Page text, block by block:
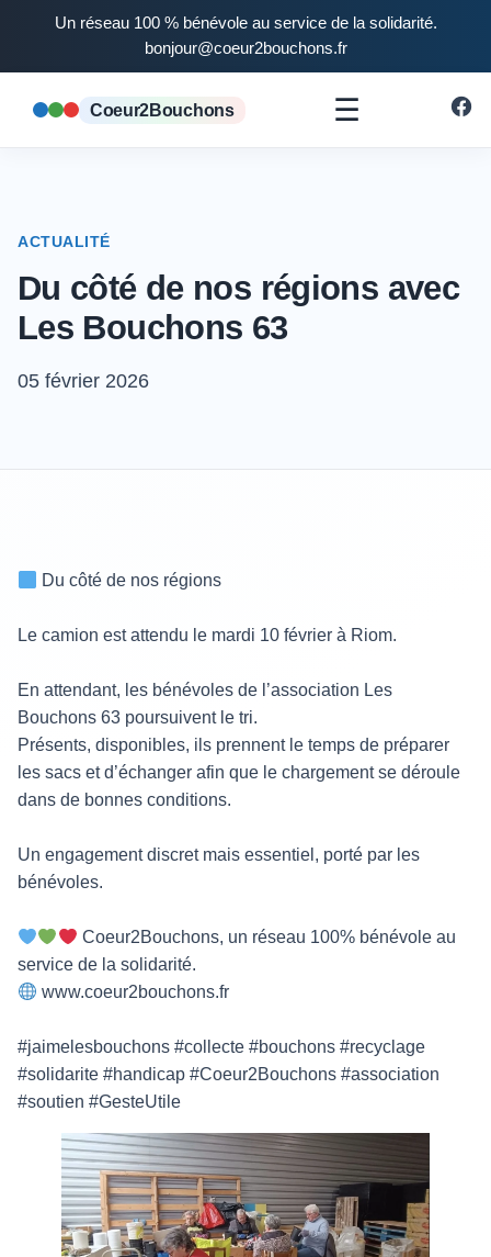
Un réseau 100 % bénévole au service de la solidarité.
bonjour@coeur2bouchons.fr
Coeur2Bouchons ☰
ACTUALITÉ
Du côté de nos régions avec
Les Bouchons 63
05 février 2026
Du côté de nos régions
Le camion est attendu le mardi 10 février à Riom.
En attendant, les bénévoles de l’association Les
Bouchons 63 poursuivent le tri.
Présents, disponibles, ils prennent le temps de préparer
les sacs et d’échanger afin que le chargement se déroule
dans de bonnes conditions.
Un engagement discret mais essentiel, porté par les
bénévoles.
Coeur2Bouchons, un réseau 100% bénévole au
service de la solidarité.
www.coeur2bouchons.fr
#jaimelesbouchons #collecte #bouchons #recyclage
#solidarite #handicap #Coeur2Bouchons #association
#soutien #GesteUtile